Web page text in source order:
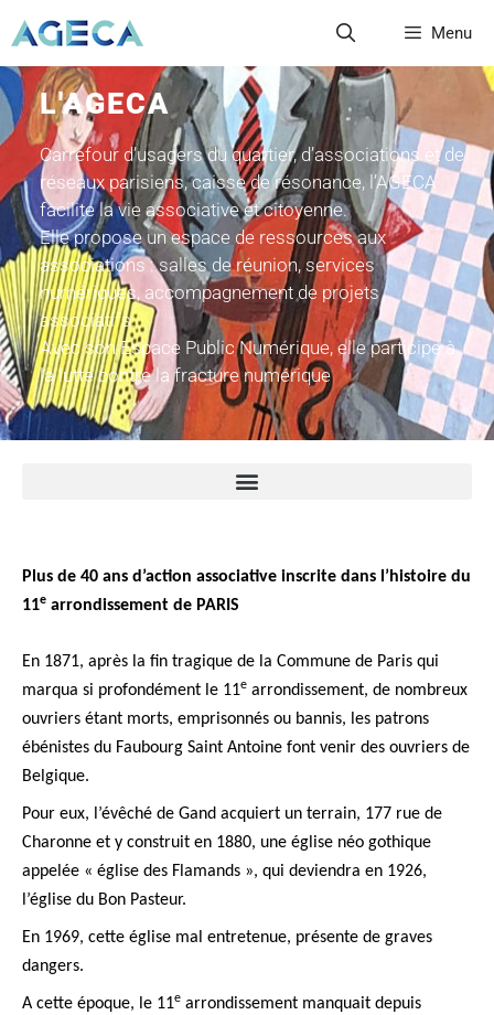
Menu
L'AGECA
Carrefour d’usagers du quartier, d’associations et de
réseaux parisiens, caisse de résonance, l’AGECA
facilite la vie associative et citoyenne.
Elle propose un espace de ressources aux
associations : salles de réunion, services
numériques, accompagnement de projets
associatifs.
Avec son Espace Public Numérique, elle participe à
la lutte contre la fracture numérique
Plus de 40 ans d’action associative inscrite dans l’histoire du
11e arrondissement de PARIS
En 1871, après la fin tragique de la Commune de Paris qui
marqua si profondément le 11e arrondissement, de nombreux
ouvriers étant morts, emprisonnés ou bannis, les patrons
ébénistes du Faubourg Saint Antoine font venir des ouvriers de
Belgique.
Pour eux, l’évêché de Gand acquiert un terrain, 177 rue de
Charonne et y construit en 1880, une église néo gothique
appelée « église des Flamands », qui deviendra en 1926,
l’église du Bon Pasteur.
En 1969, cette église mal entretenue, présente de graves
dangers.
A cette époque, le 11e arrondissement manquait depuis